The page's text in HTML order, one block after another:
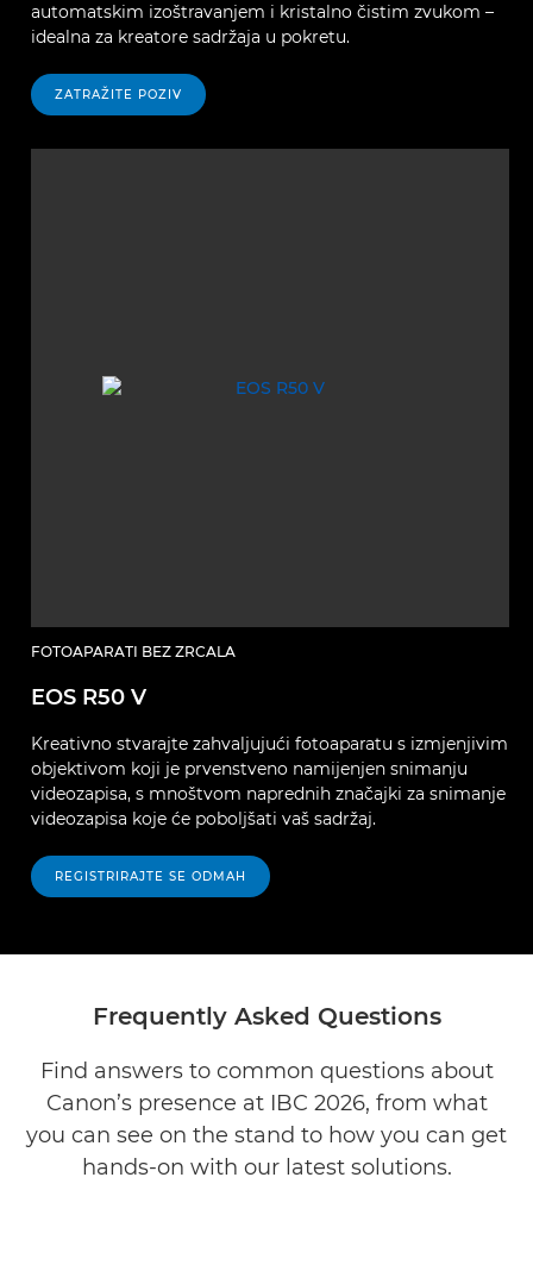
automatskim izoštravanjem i kristalno čistim zvukom –
idealna za kreatore sadržaja u pokretu.
ZATRAŽITE POZIV
FOTOAPARATI BEZ ZRCALA
EOS R50 V
Kreativno stvarajte zahvaljujući fotoaparatu s izmjenjivim
objektivom koji je prvenstveno namijenjen snimanju
videozapisa, s mnoštvom naprednih značajki za snimanje
videozapisa koje će poboljšati vaš sadržaj.
REGISTRIRAJTE SE ODMAH
Frequently Asked Questions
Find answers to common questions about
Canon’s presence at IBC 2026, from what
you can see on the stand to how you can get
hands-on with our latest solutions.